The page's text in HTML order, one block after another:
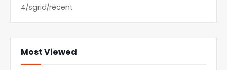
4/sgrid/recent
Most Viewed